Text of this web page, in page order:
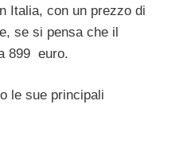
Italia, con un prezzo di
se si pensa che il
899 euro.
le sue principali